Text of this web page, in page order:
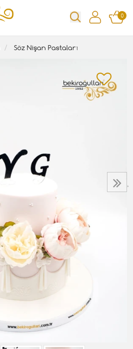
0
Söz Nişan Pastaları
›